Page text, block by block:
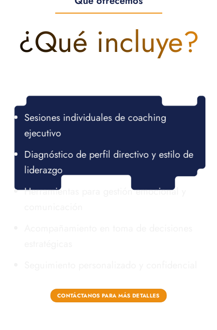
¿Qué incluye?
Sesiones individuales de coaching
ejecutivo
Diagnóstico de perfil directivo y estilo de
liderazgo
Herramientas para gestión emocional y
CONTÁCTANOS PARA MÁS DETALLES